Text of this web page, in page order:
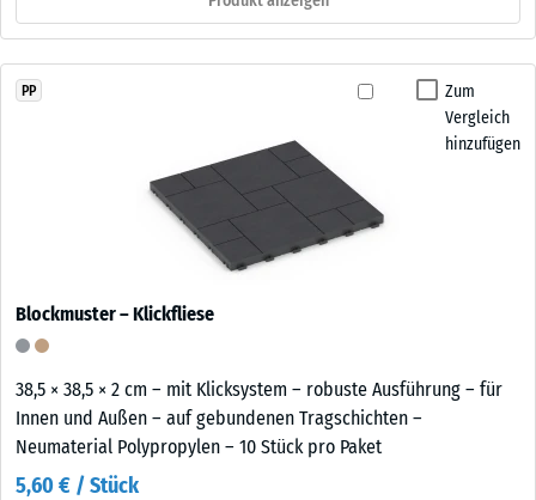
Zum
Vergleich
hinzufügen
PP
Blockmuster – Klickfliese
38,5 × 38,5 × 2 cm – mit Klicksystem – robuste Ausführung – für
Innen und Außen – auf gebundenen Tragschichten –
Neumaterial Polypropylen – 10 Stück pro Paket
5,60 € / Stück